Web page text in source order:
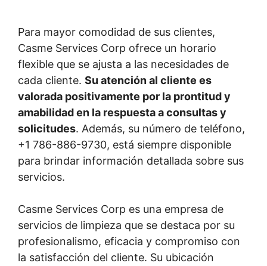
Para mayor comodidad de sus clientes,
Casme Services Corp ofrece un horario
flexible que se ajusta a las necesidades de
cada cliente. Su atención al cliente es
valorada positivamente por la prontitud y
amabilidad en la respuesta a consultas y
solicitudes. Además, su número de teléfono,
+1 786-886-9730, está siempre disponible
para brindar información detallada sobre sus
servicios.
Casme Services Corp es una empresa de
servicios de limpieza que se destaca por su
profesionalismo, eficacia y compromiso con
la satisfacción del cliente. Su ubicación